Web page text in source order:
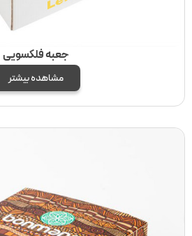
جعبه فلکسویی
مشاهده بیشتر